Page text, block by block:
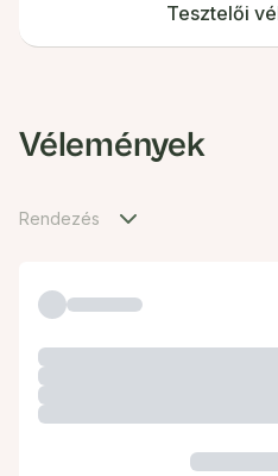
Tesztelői
Vélemények
Rendezés